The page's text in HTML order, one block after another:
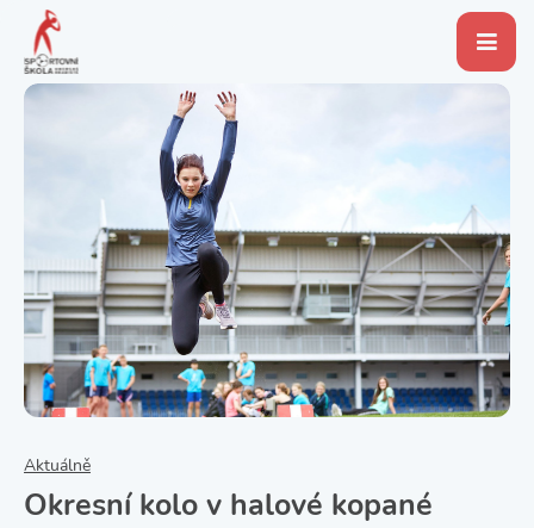
Aktuálně
Okresní kolo v halové kopané